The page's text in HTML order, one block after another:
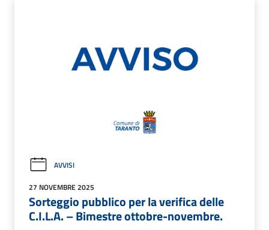
AVVISI
27 NOVEMBRE 2025
Sorteggio pubblico per la verifica delle
C.I.L.A. – Bimestre ottobre-novembre.